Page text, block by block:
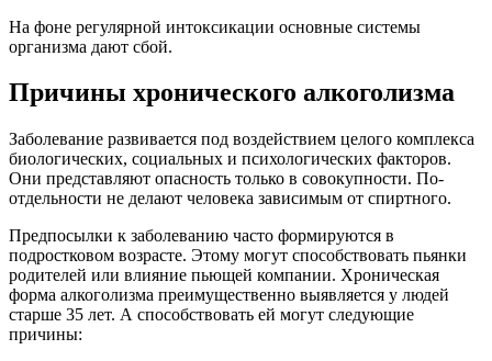
На фоне регулярной интоксикации основные системы
организма дают сбой.
Причины хронического алкоголизма
Заболевание развивается под воздействием целого комплекса
биологических, социальных и психологических факторов.
Они представляют опасность только в совокупности. По-
отдельности не делают человека зависимым от спиртного.
Предпосылки к заболеванию часто формируются в
подростковом возрасте. Этому могут способствовать пьянки
родителей или влияние пьющей компании. Хроническая
форма алкоголизма преимущественно выявляется у людей
старше 35 лет. А способствовать ей могут следующие
причины: